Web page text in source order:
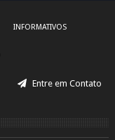
INFORMATIVOS
Entre em Contato